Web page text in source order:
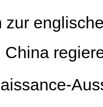
zur
China